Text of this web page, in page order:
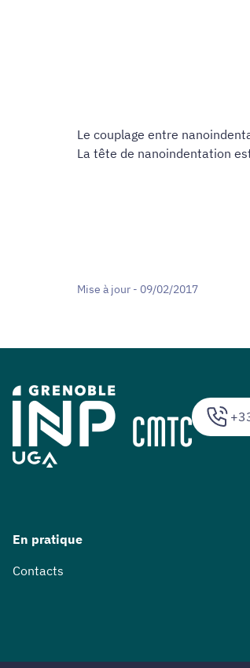
Le couplage entre
La tête de nanoindentation
Mise à jour - 09/02/2017
En pratique
Contacts